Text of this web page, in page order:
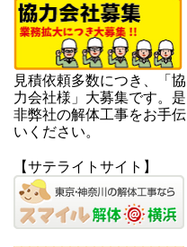
見積依頼多数につき、「協
力会社様」大募集です。是
非弊社の解体工事をお手伝
いください。
【サテライトサイト】